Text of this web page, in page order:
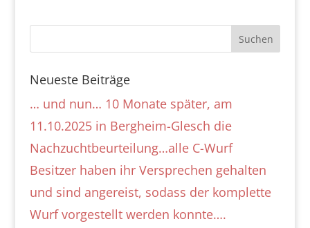
Neueste Beiträge
… und nun… 10 Monate später, am
11.10.2025 in Bergheim-Glesch die
Nachzuchtbeurteilung…alle C-Wurf
Besitzer haben ihr Versprechen gehalten
und sind angereist, sodass der komplette
Wurf vorgestellt werden konnte….